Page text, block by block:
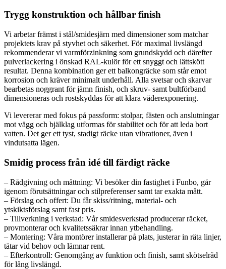
Trygg konstruktion och hållbar finish
Vi arbetar främst i stål/smidesjärn med dimensioner som matchar
projektets krav på styvhet och säkerhet. För maximal livslängd
rekommenderar vi varmförzinkning som grundskydd och därefter
pulverlackering i önskad RAL-kulör för ett snyggt och lättskött
resultat. Denna kombination ger ett balkongräcke som står emot
korrosion och kräver minimalt underhåll. Alla svetsar och skarvar
bearbetas noggrant för jämn finish, och skruv- samt bultförband
dimensioneras och rostskyddas för att klara väderexponering.
Vi levererar med fokus på passform: stolpar, fästen och anslutningar
mot vägg och bjälklag utformas för stabilitet och för att leda bort
vatten. Det ger ett tyst, stadigt räcke utan vibrationer, även i
vindutsatta lägen.
Smidig process från idé till färdigt räcke
– Rådgivning och måttning: Vi besöker din fastighet i Funbo, går
igenom förutsättningar och stilpreferenser samt tar exakta mått.
– Förslag och offert: Du får skiss/ritning, material- och
ytskiktsförslag samt fast pris.
– Tillverkning i verkstad: Vår smidesverkstad producerar räcket,
provmonterar och kvalitetssäkrar innan ytbehandling.
– Montering: Våra montörer installerar på plats, justerar in räta linjer,
tätar vid behov och lämnar rent.
– Efterkontroll: Genomgång av funktion och finish, samt skötselråd
för lång livslängd.